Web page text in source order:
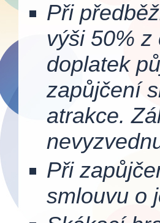
Při
výši 50%
doplatek
zapůjčení
atrakce.
Při
smlouvu o